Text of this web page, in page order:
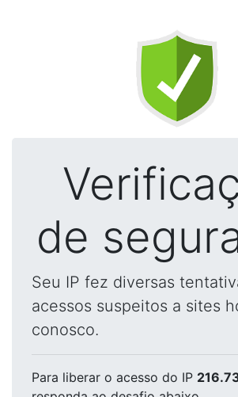
de
Seu IP fez diversas
acessos suspeitos a sites
conosco.
Para liberar o acesso do IP